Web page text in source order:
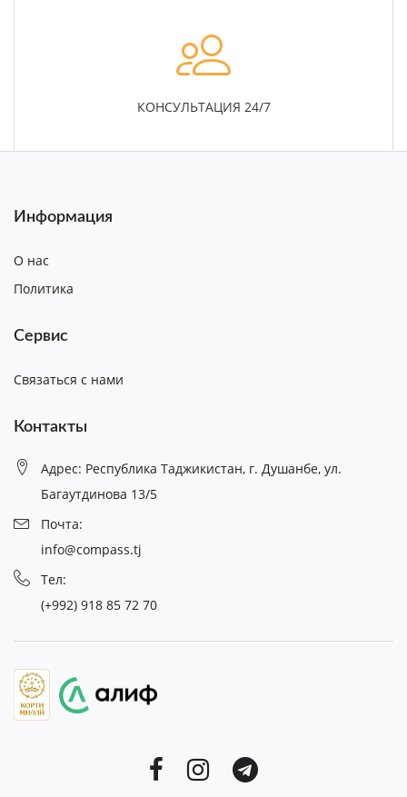
КОНСУЛЬТАЦИЯ 24/7
Информация
О нас
Политика
Сервис
Связаться с нами
Контакты
Адрес: Республика Таджикистан, г. Душанбе, ул.
Багаутдинова 13/5
Почта:
info@compass.tj
Тел:
(+992) 918 85 72 70